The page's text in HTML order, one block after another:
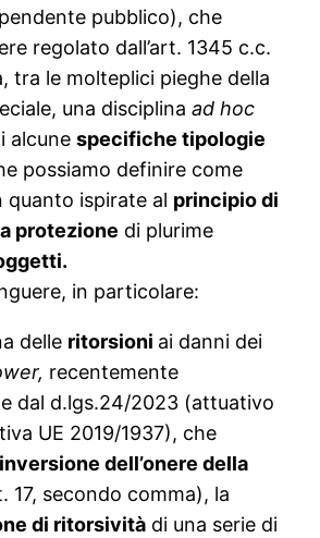
pubblico), che
regolato dall’art. 1345 c.c.
tra le molteplici pieghe della
una disciplinaad hoc
alcunespecifiche tipologie
possiamo definire come
quanto ispirate al principio di
protezione di plurime
in particolare:
delle ritorsioni ai danni dei
recentemente
dal d.lgs.24/2023 (attuativo
UE 2019/1937), che
dell’onere della
17, secondo comma), la
di ritorsività di una serie di